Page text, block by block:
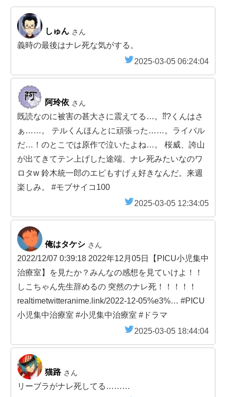
しゅん さん
義時の最後はナレ死な気がする。
2025-03-05 06:24:04
阿玲依 さん
既読なのに被害の甚大さに震えてる…。⁇?くんはさ
ぁ……。 テルくんほんとに頑張った……。ライバル
だ…！のとこでは原作で泣いたよね…。 桜威、誇山
が出てきてテン上げした途端、ナレ死みたいなのワ
ロタw 鈴木統一郎のエピもすげぇ好きなんだ。来週
楽しみ。 #モブサイコ100
2025-03-05 12:34:05
俺はタケシ さん
2022/12/07 0:39:18 2022年12月05日【PICU小児集中
治療室】を見たか？みんなの感想を見ていけよ！！
しこちゃん先生辞めるの 突然のナレ死！！！！！
realtimetwitteranime.link/2022-12-05%e3%… #PICU
小児集中治療室 #小児集中治療室 #ドラマ
2025-03-05 18:44:04
猫路 さん
リーブラがナレ死してる………